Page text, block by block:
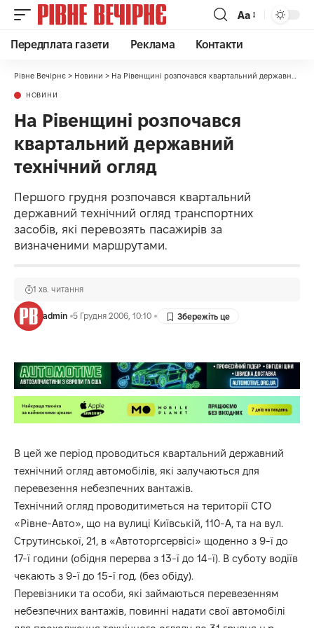
Аа
Передплата газети Реклама Контакти
Рівне Вечірнє > Новини > На Рівенщині розпочався квартальний державний технічний огляд
НОВИНИ
На Рівенщині розпочався
квартальний державний
технічний огляд
Першого грудня розпочався квартальний
державний технічний огляд транспортних
засобів, які перевозять пасажирів за
визначеними маршрутами.
admin 5 Грудня 2006, 10:10
1 хв. читання
В цей же період проводиться квартальний державний
технічний огляд автомобілів, які залучаються для
перевезення небезпечних вантажів.
Технічний огляд проводитиметься на території СТО
«Рівне-Авто», що на вулиці Київській, 110-А, та на вул.
Струтинської, 21, в «Автоторгсервісі» щоденно з 9-ї до
17-ї години (обідня перерва з 13-ї до 14-ї). В суботу водіїв
чекають з 9-ї до 15-ї год. (без обіду).
Перевізники та особи, які займаються перевезенням
небезпечних вантажів, повинні надати свої автомобілі